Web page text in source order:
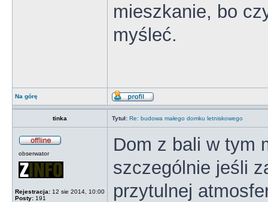
mieszkanie, bo
myśleć.
Na górę
tinka Tytuł: Re: budowa małego domku letniskowego
obserwator
Rejestracja: 12 sie 2014, 10:00
Posty: 191
Dom z bali w tym
szczególnie jeśli
przytulnej